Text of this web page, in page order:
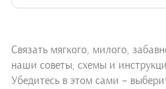
Связать мягкого, милого,
наши советы, схемы и
Убедитесь в этом сами –